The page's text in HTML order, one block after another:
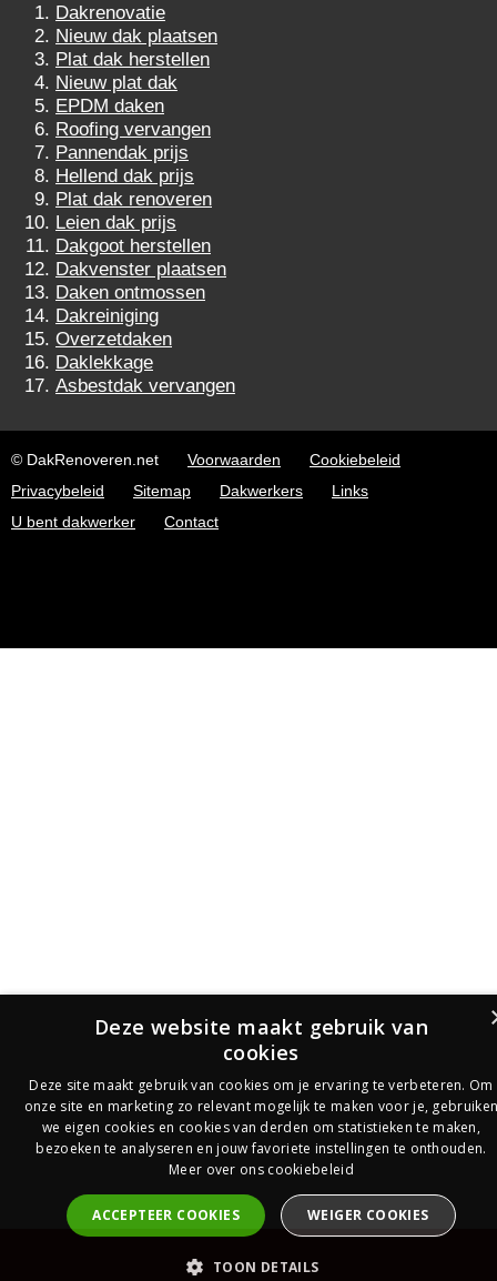
Dakrenovatie
Nieuw dak plaatsen
Plat dak herstellen
Nieuw plat dak
EPDM daken
Roofing vervangen
Pannendak prijs
Hellend dak prijs
Plat dak renoveren
Leien dak prijs
Dakgoot herstellen
Dakvenster plaatsen
Daken ontmossen
Dakreiniging
Overzetdaken
Daklekkage
Asbestdak vervangen
© DakRenoveren.net Voorwaarden
Cookiebeleid
Privacybeleid
Sitemap Dakwerkers
Links
U bent dakwerker
Contact
PrijsOfferte
Deze website maakt gebruik van
cookies
Deze site maakt gebruik van cookies om je ervaring te verbeteren. Om
onze site en marketing zo relevant mogelijk te maken voor je,
we eigen cookies en cookies van derden om statistieken te maken,
bezoeken te analyseren en jouw favoriete instellingen te onthouden.
Meer over ons cookiebeleid
ACCEPTEER COOKIES WEIGER COOKIES
TOON DETAILS